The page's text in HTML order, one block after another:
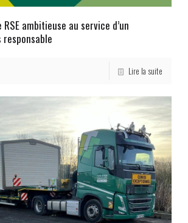
ambitieuse au service d’un
Lire la suite